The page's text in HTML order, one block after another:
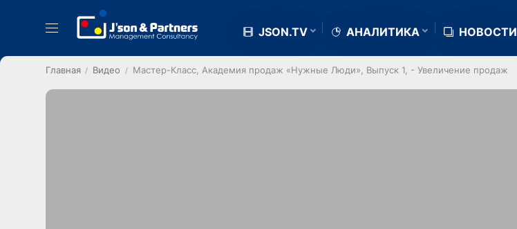
JSON.TV АНАЛИТИКА НОВОСТИ
Главная Видео Мастер-Класс, Академия продаж «Нужные Люди», Выпуск 1, - Увеличение продаж